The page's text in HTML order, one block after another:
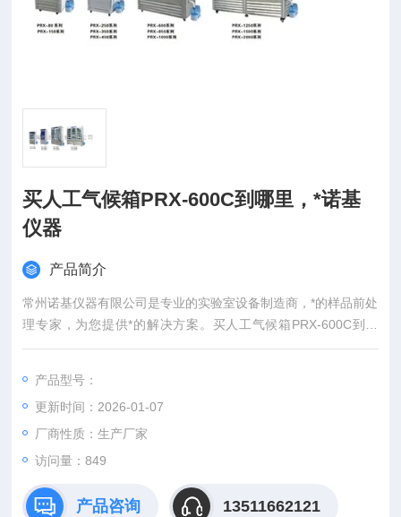
买人工气候箱PRX-600C到哪里，*诺基
仪器
产品简介
常州诺基仪器有限公司是专业的实验室设备制造商，*的样品前处
理专家，为您提供*的解决方案。买人工气候箱PRX-600C到哪
里，*诺基仪器
产品型号：
更新时间：2026-01-07
厂商性质：生产厂家
访问量：849
产品咨询 13511662121